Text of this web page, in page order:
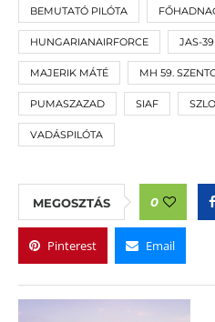
BEMUTATÓ PILÓTA
HUNGARIANAIRFORCE JAS-39
MAJERIK MÁTÉ MH 59.
PUMASZAZAD SIAF
VADÁSPILÓTA
MEGOSZTÁS 0
Pinterest Email